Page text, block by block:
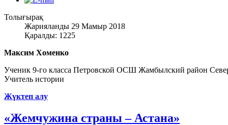
Толығырақ
Жарияланды 29 Мамыр 2018
Қаралды: 1225
Максим Хоменко
Ученик 9-го класса Петровской ОСШ Жамбылский район
Учитель истории
Жүктеп алу
«Жемчужина страны – Астана»